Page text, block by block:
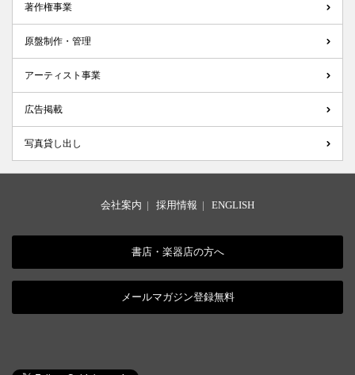
著作権事業
原盤制作・管理
アーティスト事業
広告掲載
写真貸し出し
会社案内 | 採用情報 | ENGLISH
書店・楽器店の方へ
メールマガジン登録無料